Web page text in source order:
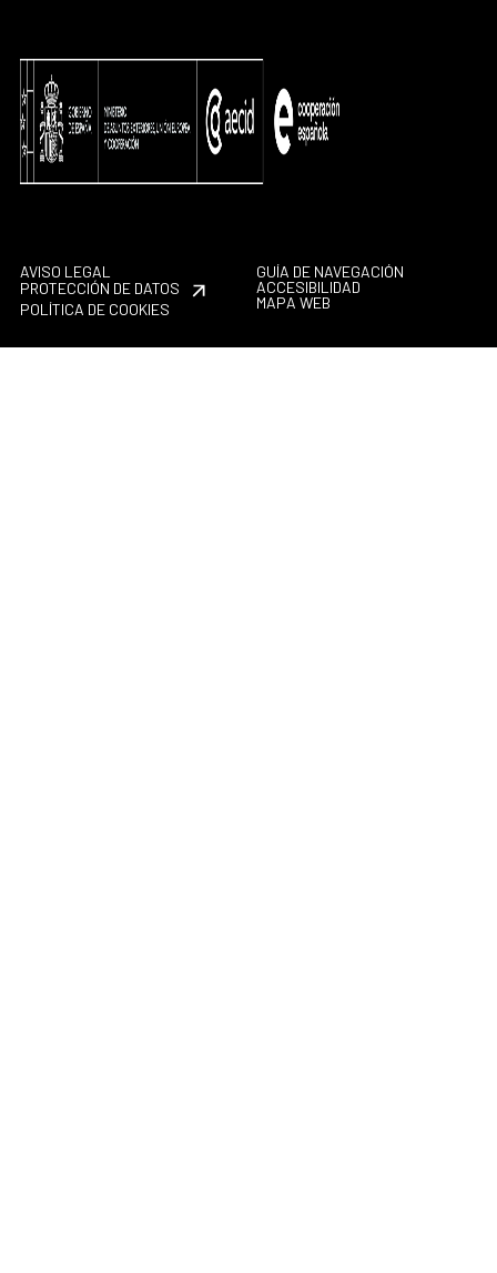
AVISO LEGAL
PROTECCIÓN DE DATOS
POLÍTICA DE COOKIES
GUÍA DE NAVEGACIÓN
ACCESIBILIDAD
MAPA WEB